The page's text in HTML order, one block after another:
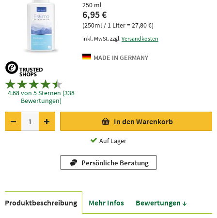
4.68 von 5 Sternen (338
Bewertungen)
250 ml
6,95 €
(250ml / 1 Liter = 27,80 €)
inkl. MwSt. zzgl. Versandkosten
In den Warenkorb
Auf Lager
Persönliche Beratung
Produkt­beschreibung Mehr Infos Bewer­tungen ↓